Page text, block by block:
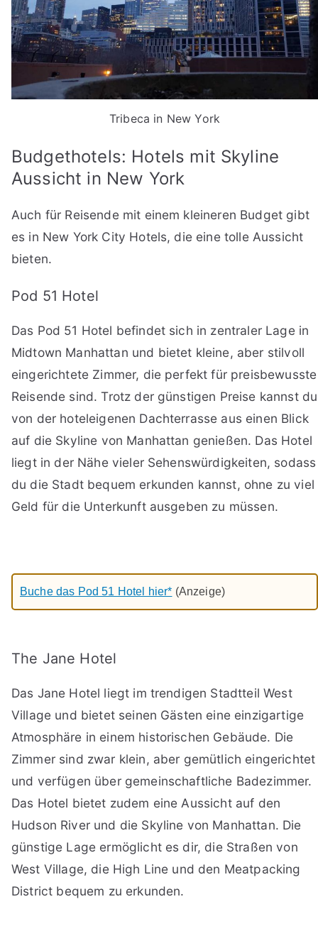
Tribeca in New York
Budgethotels: Hotels mit Skyline
Aussicht in New York
Auch für Reisende mit einem kleineren Budget gibt
es in New York City Hotels, die eine tolle Aussicht
bieten.
Pod 51 Hotel
Das Pod 51 Hotel befindet sich in zentraler Lage in
Midtown Manhattan und bietet kleine, aber stilvoll
eingerichtete Zimmer, die perfekt für preisbewusste
Reisende sind. Trotz der günstigen Preise kannst du
von der hoteleigenen Dachterrasse aus einen Blick
auf die Skyline von Manhattan genießen. Das Hotel
liegt in der Nähe vieler Sehenswürdigkeiten, sodass
du die Stadt bequem erkunden kannst, ohne zu viel
Geld für die Unterkunft ausgeben zu müssen.
Buche das Pod 51 Hotel hier* (Anzeige)
The Jane Hotel
Das Jane Hotel liegt im trendigen Stadtteil West
Village und bietet seinen Gästen eine einzigartige
Atmosphäre in einem historischen Gebäude. Die
Zimmer sind zwar klein, aber gemütlich eingerichtet
und verfügen über gemeinschaftliche Badezimmer.
Das Hotel bietet zudem eine Aussicht auf den
Hudson River und die Skyline von Manhattan. Die
günstige Lage ermöglicht es dir, die Straßen von
West Village, die High Line und den Meatpacking
District bequem zu erkunden.